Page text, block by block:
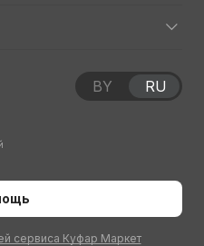
сервиса Куфар Маркет
BY RU